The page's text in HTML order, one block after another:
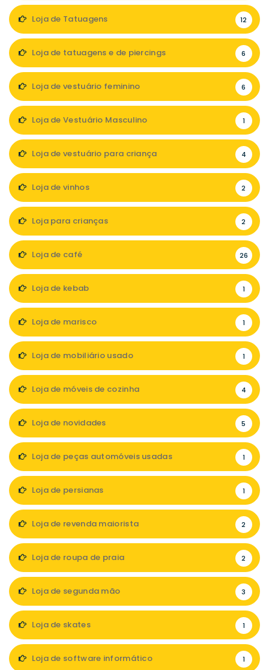
Loja de Tatuagens 12
Loja de tatuagens e de piercings 6
Loja de vestuário feminino 6
Loja de Vestuário Masculino 1
Loja de vestuário para criança 4
Loja de vinhos 2
Loja para crianças 2
Loja de café 26
Loja de kebab 1
Loja de marisco 1
Loja de mobiliário usado 1
Loja de móveis de cozinha 4
Loja de novidades 5
Loja de peças automóveis usadas 1
Loja de persianas 1
Loja de revenda maiorista 2
Loja de roupa de praia 2
Loja de segunda mão 3
Loja de skates 1
Loja de software informático 1